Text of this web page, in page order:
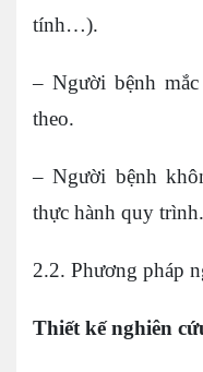
tính…).
– Người bệnh
theo.
– Người bệnh
thực hành quy trình.
2.2. Phương pháp
Thiết kế nghiên